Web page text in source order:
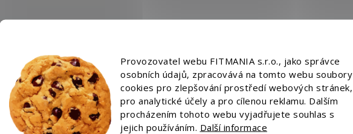
Provozovatel webu FITMANIA s.r.o., jako správce
osobních údajů, zpracovává na tomto webu soubory
cookies pro zlepšování prostředí webových stránek,
pro analytické účely a pro cílenou reklamu. Dalším
procházením tohoto webu vyjadřujete souhlas s
jejich používáním. Další informace